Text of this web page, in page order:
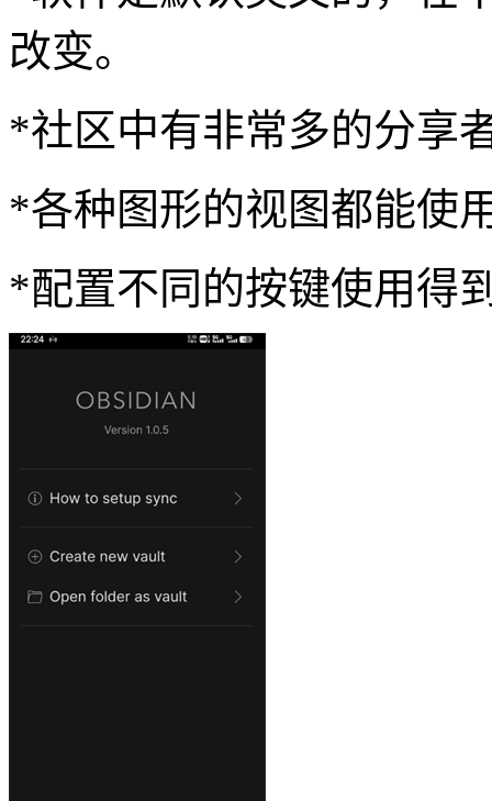
改变。
*社区中有非常多的分享
*各种图形的视图都能使
*配置不同的按键使用得